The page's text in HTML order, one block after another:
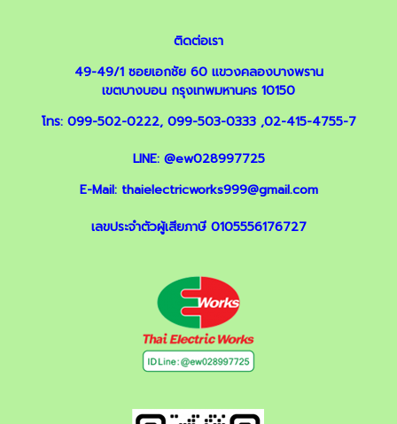
ติดต่อเรา
49-49/1 ซอยเอกชัย 60 แขวงคลองบางพราน
เขตบางบอน กรุงเทพมหานคร 10150
โทร: 099-502-0222, 099-503-0333,02-415-4755-7
LINE: @ew028997725
E-Mail: thaielectricworks999@gmail.com
เลขประจำตัวผู้เสียภาษี 0105556176727